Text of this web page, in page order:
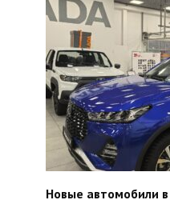
Новые автомобили